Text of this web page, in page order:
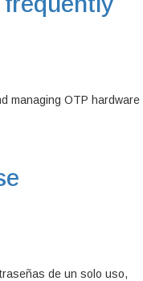
managing OTP hardware
de un solo uso,